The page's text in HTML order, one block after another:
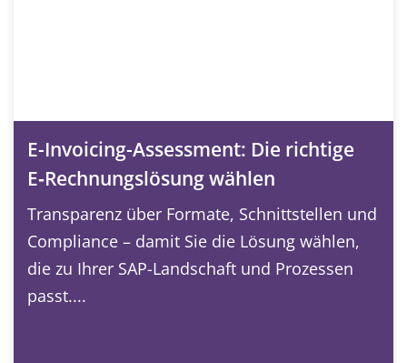
E-Invoicing-Assessment: Die richtige
E‑Rechnungslösung wählen
Transparenz über Formate, Schnittstellen und
Compliance – damit Sie die Lösung wählen,
die zu Ihrer SAP-Landschaft und Prozessen
passt....